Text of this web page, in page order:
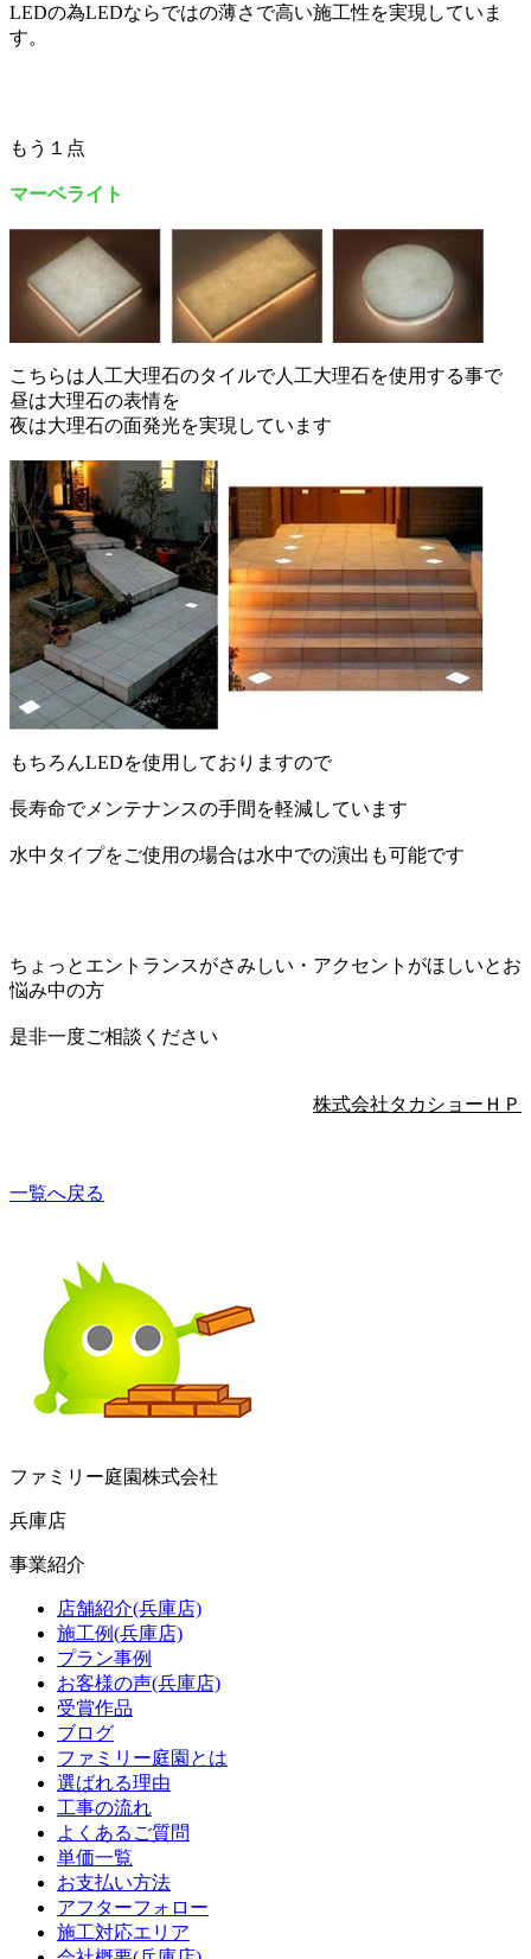
LEDの為LEDならではの薄さで高い施工性を実現していま
す。
もう１点
マーベライト
こちらは人工大理石のタイルで人工大理石を使用する事で
昼は大理石の表情を
夜は大理石の面発光を実現しています
もちろんLEDを使用しておりますので
長寿命でメンテナンスの手間を軽減しています
水中タイプをご使用の場合は水中での演出も可能です
ちょっとエントランスがさみしい・アクセントがほしいとお
悩み中の方
是非一度ご相談ください
株式会社タカショーＨＰ
一覧へ戻る
ファミリー庭園株式会社
兵庫店
事業紹介
店舗紹介(兵庫店)
施工例(兵庫店)
プラン事例
お客様の声(兵庫店)
受賞作品
ブログ
ファミリー庭園とは
選ばれる理由
工事の流れ
よくあるご質問
単価一覧
お支払い方法
アフターフォロー
施工対応エリア